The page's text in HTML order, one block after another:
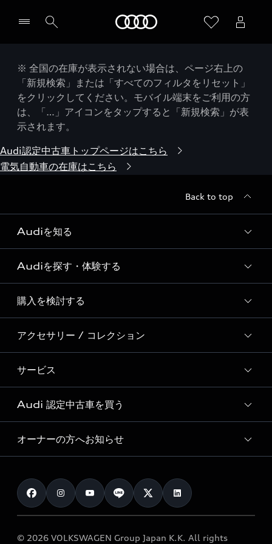
※ 全国の在庫が表示されない場合は、ページ右上の
「新規検索」または「すべてのフィルタをリセット」
をクリックしてください。モバイル端末をご利用の方
は、「…」アイコンをタップすると「新規検索」が表
示されます。
Audi認定中古車トップページはこちら
電気自動車の在庫はこちら
Back to top
Audiを知る
Audi ブランド
Story of Progress
Audi Sport
Formula 1®
デジタルサービス
Audiを探す・体験する
ディーラー検索
新車在庫検索
試乗車・展示車検索
見積り依頼
試乗予約
購入を検討する
モデル一覧
特別仕様モデル / 限定モデル
e-tronラインアップ
価格シミュレーション
車両比較
カタログ一覧
アクセサリー / コレクション
純正アクセサリー
オンラインショップ
Audi collection
アウディナビアプリ
サービス
サービス入庫予約
サービスプログラム
メンテナンス
車検 / 定期点検
e-tronアフターサポート
Audi 認定中古車を買う
Audi認定中古車
クオリティ
保証
メンテナンス
オーナーの方へお知らせ
お知らせ
オーナー様向けキャンペーン
© 2026 VOLKSWAGEN Group Japan K.K. All rights